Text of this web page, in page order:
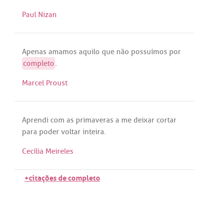
Paul Nizan
Apenas amamos aquilo que não possuímos por
completo .
Marcel Proust
Aprendi com as primaveras a me deixar cortar
para poder voltar inteira.
Cecília Meireles
+citações de completo